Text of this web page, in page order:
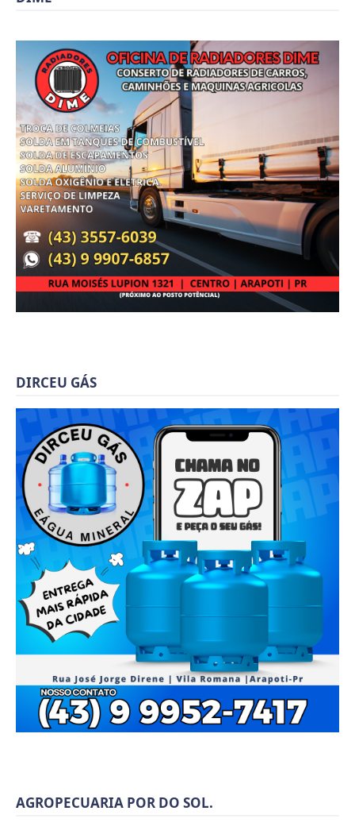
DIRCEU GÁS
AGROPECUARIA POR DO SOL.